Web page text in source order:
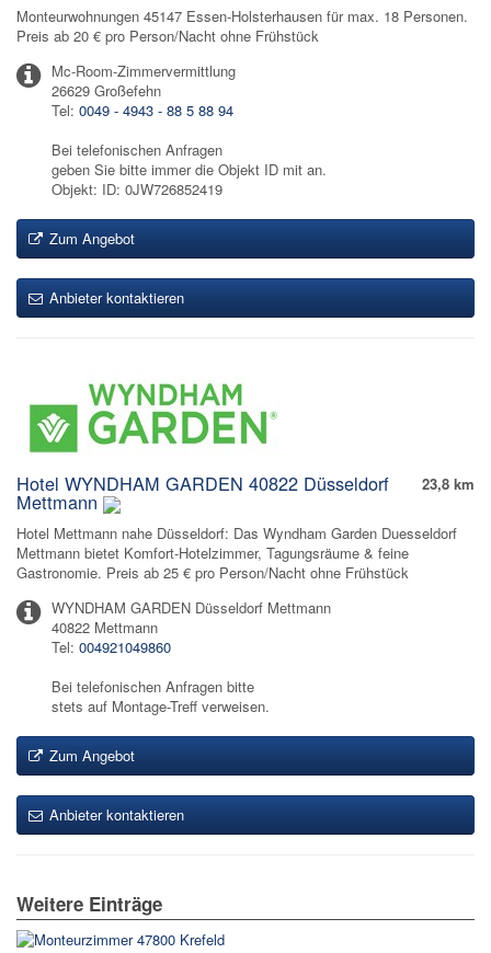
Monteurwohnungen 45147 Essen-Holsterhausen für max. 18 Personen.
Preis ab 20 € pro Person/Nacht ohne Frühstück
Mc-Room-Zimmervermittlung
26629 Großefehn
Tel: 0049 - 4943 - 88 5 88 94
Bei telefonischen Anfragen
geben Sie bitte immer die Objekt ID mit an.
Objekt: ID: 0JW726852419
Zum Angebot
Anbieter kontaktieren
23,8 km
Hotel WYNDHAM GARDEN 40822 Düsseldorf
Mettmann
Hotel Mettmann nahe Düsseldorf: Das Wyndham Garden Duesseldorf
Mettmann bietet Komfort-Hotelzimmer, Tagungsräume & feine
Gastronomie. Preis ab 25 € pro Person/Nacht ohne Frühstück
WYNDHAM GARDEN Düsseldorf Mettmann
40822 Mettmann
Tel: 004921049860
Bei telefonischen Anfragen bitte
stets auf Montage-Treff verweisen.
Zum Angebot
Anbieter kontaktieren
Weitere Einträge